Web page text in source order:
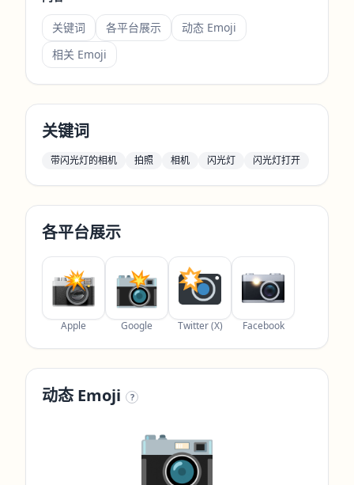
关键词 各平台展示
动态 Emoji
相关 Emoji
关键词
带闪光灯的相机 拍照 相机 闪光灯 闪光灯打开
各平台展示
Apple Google Twitter (X) Facebook
动态 Emoji ?